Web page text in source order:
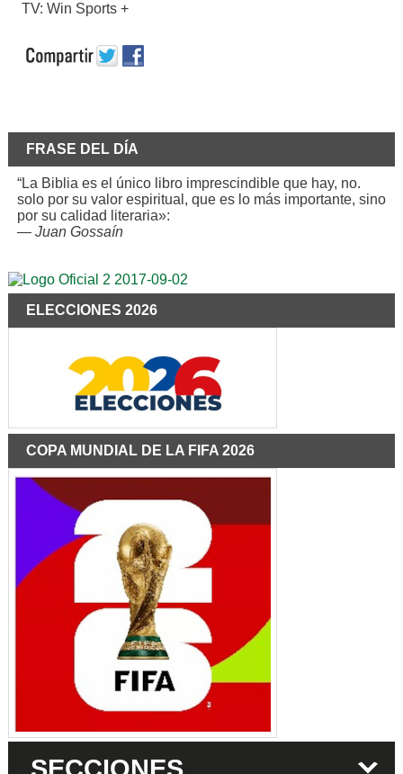
TV: Win Sports +
FRASE DEL DÍA
“La Biblia es el único libro imprescindible que hay, no.
solo por su valor espiritual, que es lo más importante, sino
por su calidad literaria»:
— Juan Gossaín
ELECCIONES 2026
COPA MUNDIAL DE LA FIFA 2026